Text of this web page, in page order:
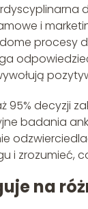
i
procesy
95% decyzji
badania
i zrozumieć,
na